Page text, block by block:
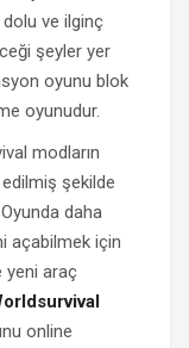
ve ilginç
şeyler yer
oyunu blok
oyunudur.
modların
şekilde
daha
açabilmek için
yeni araç
online